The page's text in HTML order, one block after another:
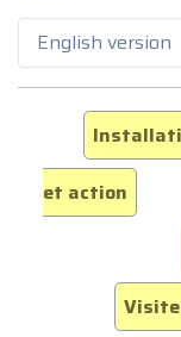
English version
et action